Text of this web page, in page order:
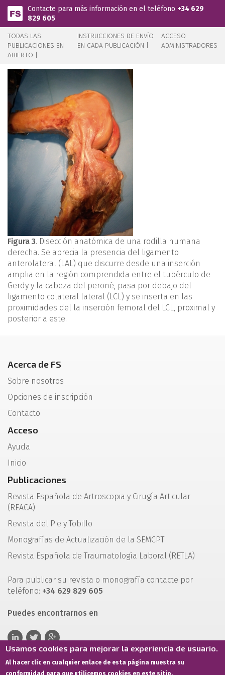
Pasar al contenido principal
Contacte para más información en el teléfono +34 629
829 605
TODAS LAS
PUBLICACIONES EN
ABIERTO |
INSTRUCCIONES DE ENVÍO
EN CADA PUBLICACIÓN |
ACCESO
ADMINISTRADORES
Figura 3. Disección anatómica de una rodilla humana
derecha. Se aprecia la presencia del ligamento
anterolateral (LAL) que discurre desde una inserción
amplia en la región comprendida entre el tubérculo de
Gerdy y la cabeza del peroné, pasa por debajo del
ligamento colateral lateral (LCL) y se inserta en las
proximidades del la inserción femoral del LCL, proximal y
posterior a este.
Acerca de FS
Sobre nosotros
Opciones de inscripción
Contacto
Acceso
Ayuda
Inicio
Publicaciones
Revista Española de Artroscopia y Cirugía Articular
(REACA)
Revista del Pie y Tobillo
Monografías de Actualización de la SEMCPT
Revista Española de Traumatología Laboral (RETLA)
Para publicar su revista o monografía contacte por
teléfono: +34 629 829 605
Puedes encontrarnos en
Usamos cookies para mejorar la experiencia de usuario.
Al hacer clic en cualquier enlace de esta página muestra su
conformidad para que utilicemos cookies en este sitio.